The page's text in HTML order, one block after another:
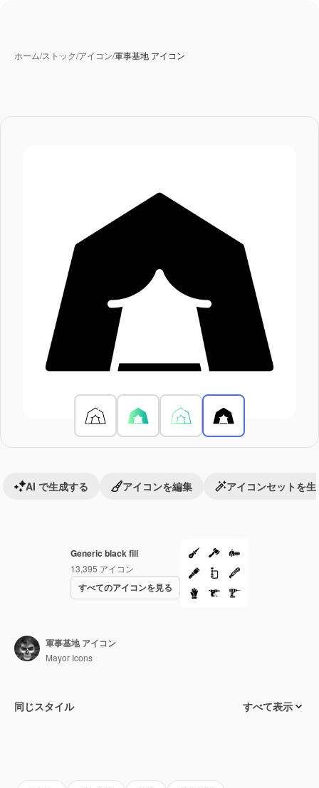
ホーム/ストック/アイコン/軍事基地 アイコン
Generic black fill
13,395 アイコン
すべてのアイコンを見る
AI で生成する アイコンを編集 アイコンセットを生
軍事基地 アイコン
Mayor Icons
同じスタイル すべて表示